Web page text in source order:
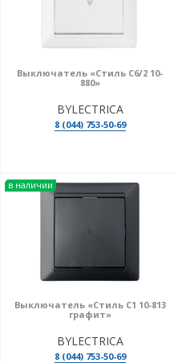
Выключатель «Стиль С6/2 10-
880»
BYLECTRICA
8 (044) 753-50-69
в наличии
Выключатель «Стиль С1 10-813
графит»
BYLECTRICA
8 (044) 753-50-69